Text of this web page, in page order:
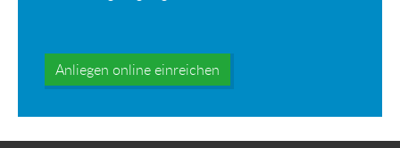
Anliegen online einreichen